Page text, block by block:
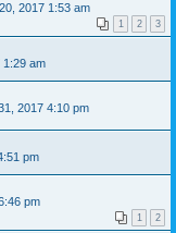
2017 1:53 am
1 2 3
1:29 am
2017 4:10 pm
pm
pm
1 2